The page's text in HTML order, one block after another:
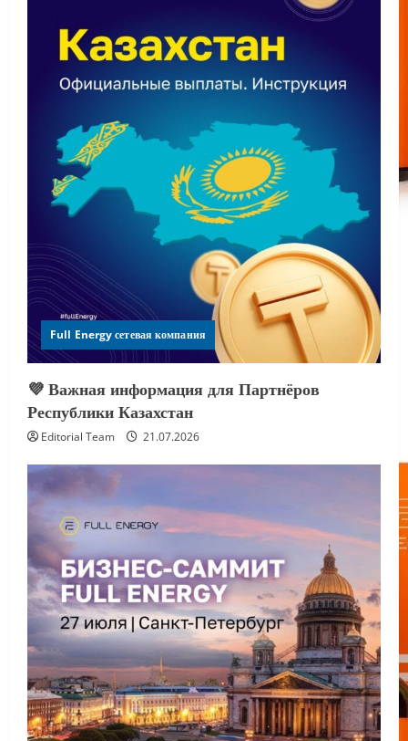
Full Energy сетевая компания
💜 Важная информация для Партнёров
Республики Казахстан
Editorial Team 21.07.2026